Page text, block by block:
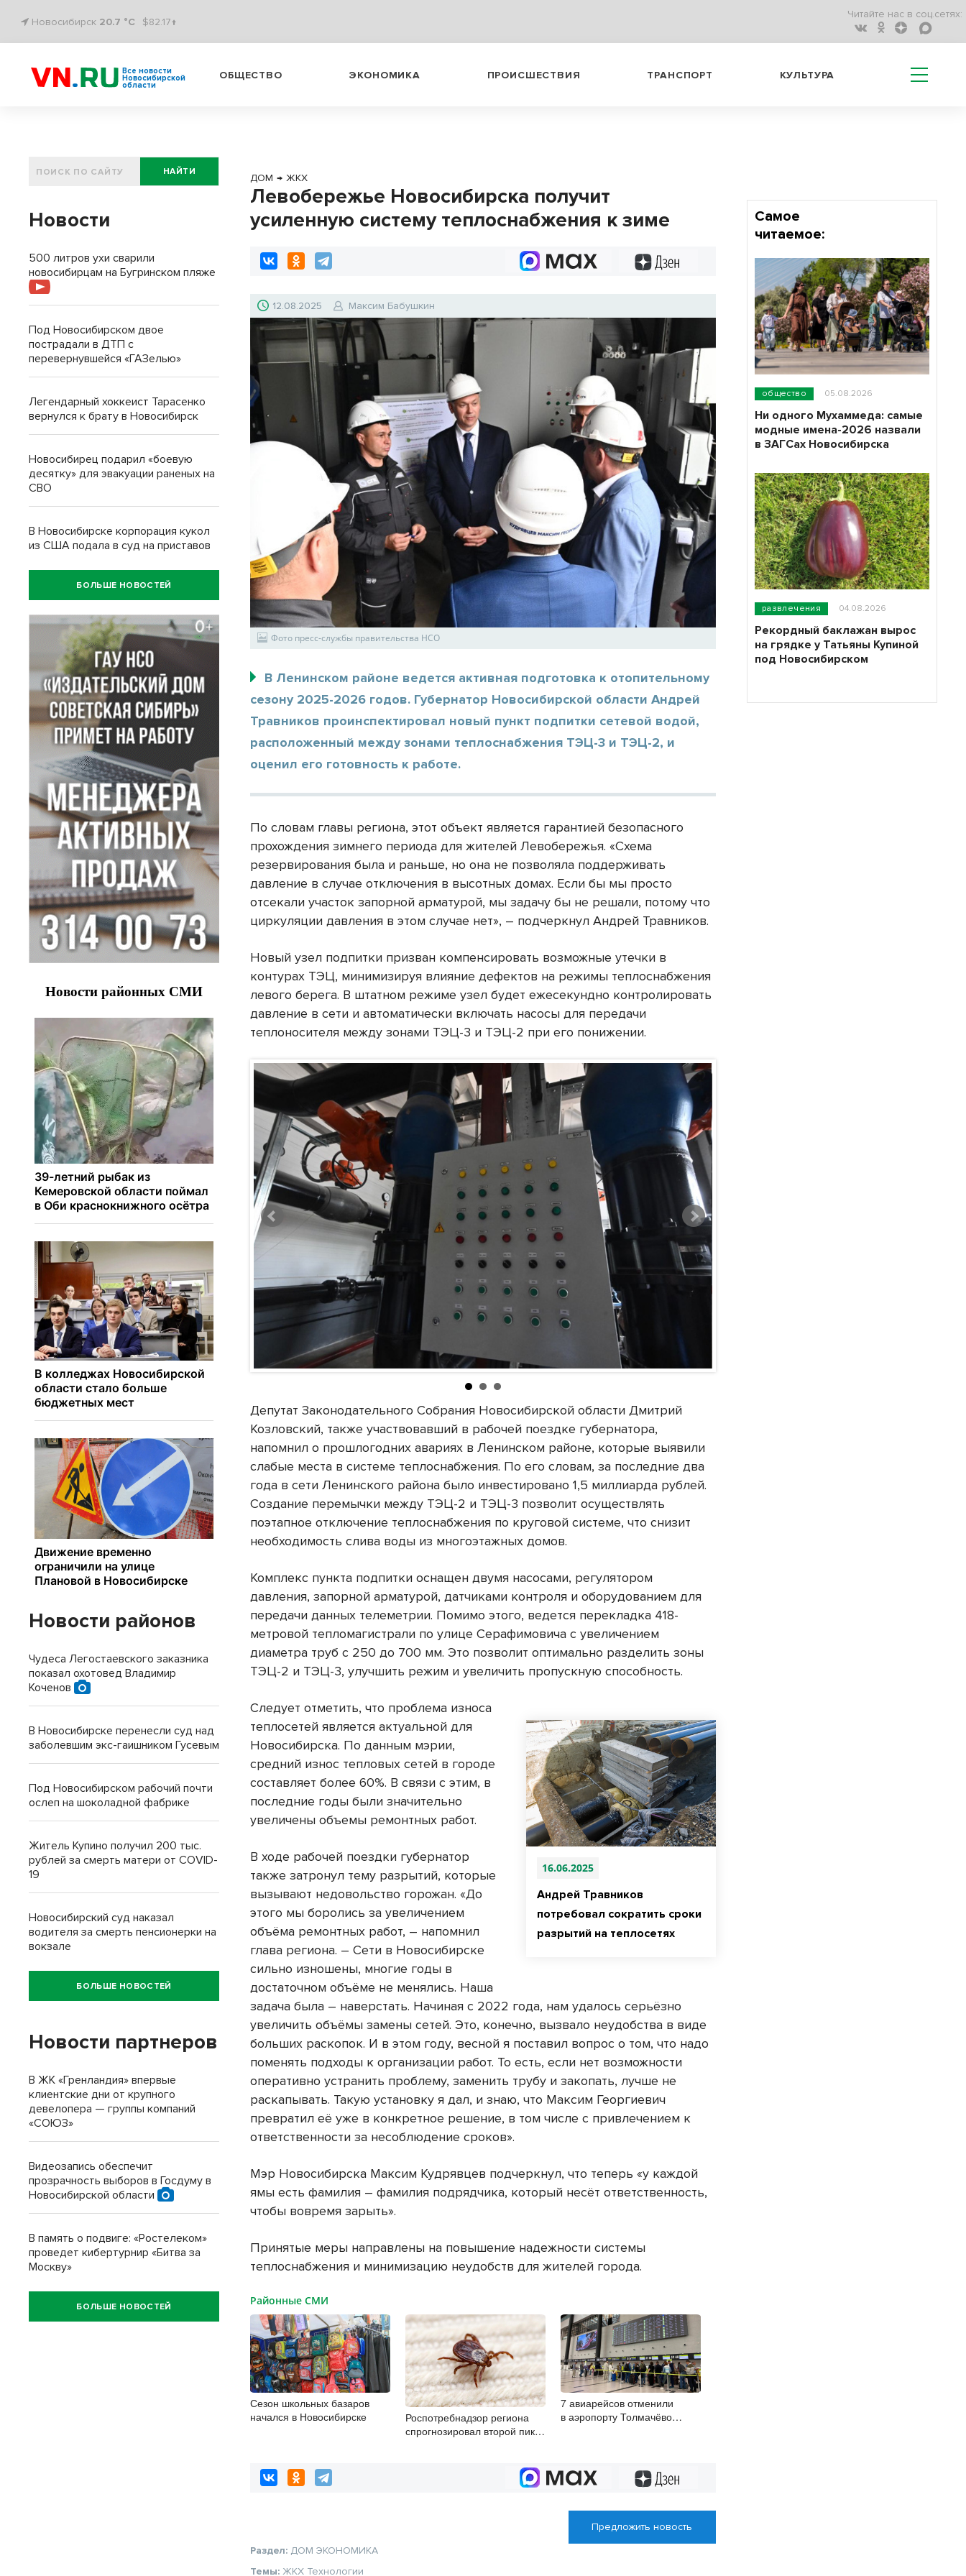
Новосибирск 20.7 °C $82.17↑
Читайте нас в соц.сетях:
Все новости
Новосибирской
области
ОБЩЕСТВО ЭКОНОМИКА ПРОИСШЕСТВИЯ ТРАНСПОРТ КУЛЬТУРА
ДОМ → ЖКХ
Левобережье Новосибирска получит
усиленную систему теплоснабжения к зиме
12.08.2025 Максим Бабушкин
Фото пресс-службы правительства НСО
В Ленинском районе ведется активная подготовка к отопительному
сезону 2025-2026 годов. Губернатор Новосибирской области Андрей
Травников проинспектировал новый пункт подпитки сетевой водой,
расположенный между зонами теплоснабжения ТЭЦ-3 и ТЭЦ-2, и
оценил его готовность к работе.
По словам главы региона, этот объект является гарантией безопасного
прохождения зимнего периода для жителей Левобережья. «Схема
резервирования была и раньше, но она не позволяла поддерживать
давление в случае отключения в высотных домах. Если бы мы просто
отсекали участок запорной арматурой, мы задачу бы не решали, потому что
циркуляции давления в этом случае нет», – подчеркнул Андрей Травников.
Новый узел подпитки призван компенсировать возможные утечки в
контурах ТЭЦ, минимизируя влияние дефектов на режимы теплоснабжения
левого берега. В штатном режиме узел будет ежесекундно контролировать
давление в сети и автоматически включать насосы для передачи
теплоносителя между зонами ТЭЦ-3 и ТЭЦ-2 при его понижении.
Депутат Законодательного Собрания Новосибирской области Дмитрий
Козловский, также участвовавший в рабочей поездке губернатора,
напомнил о прошлогодних авариях в Ленинском районе, которые выявили
слабые места в системе теплоснабжения. По его словам, за последние два
года в сети Ленинского района было инвестировано 1,5 миллиарда рублей.
Создание перемычки между ТЭЦ-2 и ТЭЦ-3 позволит осуществлять
поэтапное отключение теплоснабжения по круговой системе, что снизит
необходимость слива воды из многоэтажных домов.
Комплекс пункта подпитки оснащен двумя насосами, регулятором
давления, запорной арматурой, датчиками контроля и оборудованием для
передачи данных телеметрии. Помимо этого, ведется перекладка 418-
метровой тепломагистрали по улице Серафимовича с увеличением
диаметра труб с 250 до 700 мм. Это позволит оптимально разделить зоны
ТЭЦ-2 и ТЭЦ-3, улучшить режим и увеличить пропускную способность.
16.06.2025
Андрей Травников
потребовал сократить сроки
разрытий на теплосетях
Следует отметить, что проблема износа
теплосетей является актуальной для
Новосибирска. По данным мэрии,
средний износ тепловых сетей в городе
составляет более 60%. В связи с этим, в
последние годы были значительно
увеличены объемы ремонтных работ.
В ходе рабочей поездки губернатор
также затронул тему разрытий, которые
вызывают недовольство горожан. «До
этого мы боролись за увеличением
объёма ремонтных работ, – напомнил
глава региона. – Сети в Новосибирске
сильно изношены, многие годы в
достаточном объёме не менялись. Наша
задача была – наверстать. Начиная с 2022 года, нам удалось серьёзно
увеличить объёмы замены сетей. Это, конечно, вызвало неудобства в виде
больших раскопок. И в этом году, весной я поставил вопрос о том, что надо
поменять подходы к организации работ. То есть, если нет возможности
оперативно устранить проблему, заменить трубу и закопать, лучше не
раскапывать. Такую установку я дал, и знаю, что Максим Георгиевич
превратил её уже в конкретное решение, в том числе с привлечением к
ответственности за несоблюдение сроков».
Мэр Новосибирска Максим Кудрявцев подчеркнул, что теперь «у каждой
ямы есть фамилия – фамилия подрядчика, который несёт ответственность,
чтобы вовремя зарыть».
Принятые меры направлены на повышение надежности системы
теплоснабжения и минимизацию неудобств для жителей города.
Районные СМИ
Сезон школьных базаров
начался в Новосибирске
Роспотребнадзор региона
спрогнозировал второй пик
7 авиарейсов отменили
в аэропорту Толмачёво
Предложить новость
Раздел: ДОМ ЭКОНОМИКА
Темы:ЖКХ Технологии
НАЙТИ
Новости
500 литров ухи сварили
новосибирцам на Бугринском пляже
Под Новосибирском двое
пострадали в ДТП с
перевернувшейся «ГАЗелью»
Легендарный хоккеист Тарасенко
вернулся к брату в Новосибирск
Новосибирец подарил «боевую
десятку» для эвакуации раненых на
СВО
В Новосибирске корпорация кукол
из США подала в суд на приставов
БОЛЬШЕ НОВОСТЕЙ
Новости районов
Чудеса Легостаевского заказника
показал охотовед Владимир
Коченов
В Новосибирске перенесли суд над
заболевшим экс-гаишником Гусевым
Под Новосибирском рабочий почти
ослеп на шоколадной фабрике
Житель Купино получил 200 тыс.
рублей за смерть матери от COVID-
19
Новосибирский суд наказал
водителя за смерть пенсионерки на
вокзале
БОЛЬШЕ НОВОСТЕЙ
Новости партнеров
В ЖК «Гренландия» впервые
клиентские дни от крупного
девелопера — группы компаний
«СОЮЗ»
Видеозапись обеспечит
прозрачность выборов в Госдуму в
Новосибирской области
В память о подвиге: «Ростелеком»
проведет кибертурнир «Битва за
Москву»
БОЛЬШЕ НОВОСТЕЙ
Самое
читаемое:
общество 05.08.2026
Ни одного Мухаммеда: самые
модные имена-2026 назвали
в ЗАГСах Новосибирска
развлечения 04.08.2026
Рекордный баклажан вырос
на грядке у Татьяны Купиной
под Новосибирском